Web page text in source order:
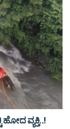
ಹೋದ ವ್ಯಕ್ತಿ..!